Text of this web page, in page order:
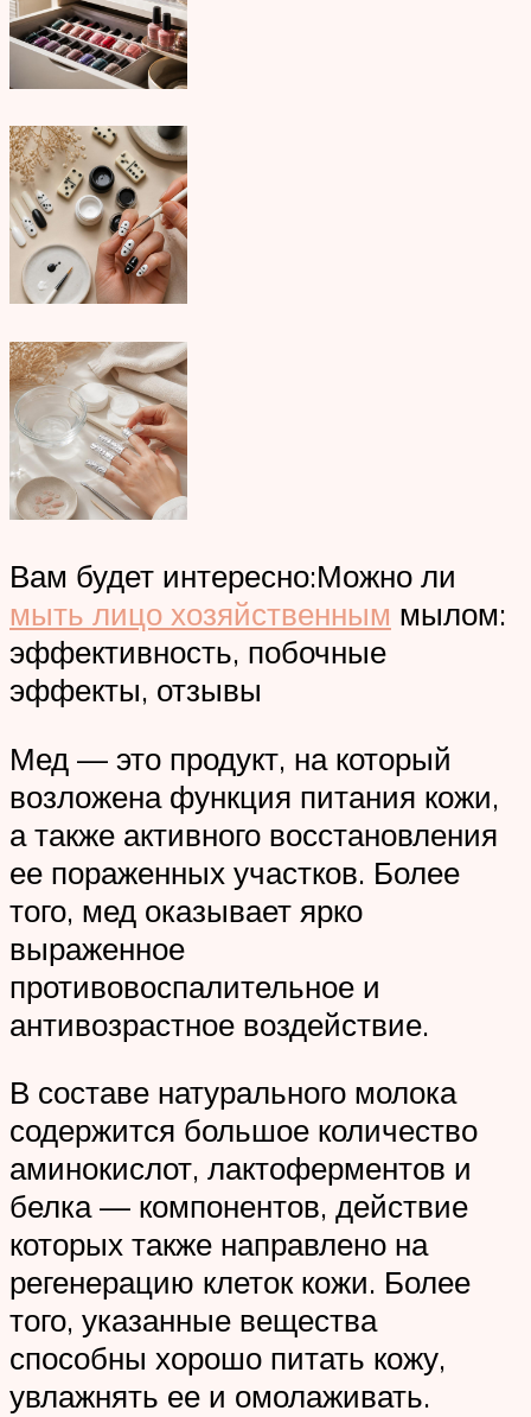
Вам будет интересно:Можно ли
мыть лицо хозяйственным мылом:
эффективность, побочные
эффекты, отзывы
Мед — это продукт, на который
возложена функция питания кожи,
а также активного восстановления
ее пораженных участков. Более
того, мед оказывает ярко
выраженное
противовоспалительное и
антивозрастное воздействие.
В составе натурального молока
содержится большое количество
аминокислот, лактоферментов и
белка — компонентов, действие
которых также направлено на
регенерацию клеток кожи. Более
того, указанные вещества
способны хорошо питать кожу,
увлажнять ее и омолаживать.